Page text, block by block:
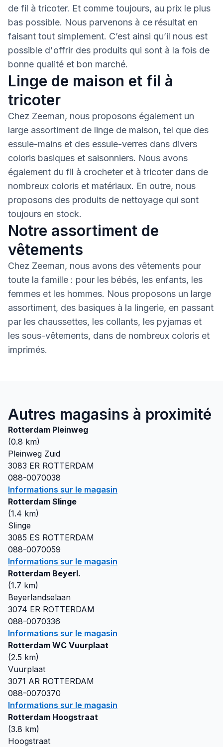
de fil à tricoter. Et comme toujours, au prix le plus
bas possible. Nous parvenons à ce résultat en
faisant tout simplement. C’est ainsi qu’il nous est
possible d'offrir des produits qui sont à la fois de
bonne qualité et bon marché.
Linge de maison et fil à
tricoter
Chez Zeeman, nous proposons également un
large assortiment de linge de maison, tel que des
essuie-mains et des essuie-verres dans divers
coloris basiques et saisonniers. Nous avons
également du fil à crocheter et à tricoter dans de
nombreux coloris et matériaux. En outre, nous
proposons des produits de nettoyage qui sont
toujours en stock.
Notre assortiment de
vêtements
Chez Zeeman, nous avons des vêtements pour
toute la famille : pour les bébés, les enfants, les
femmes et les hommes. Nous proposons un large
assortiment, des basiques à la lingerie, en passant
par les chaussettes, les collants, les pyjamas et
les sous-vêtements, dans de nombreux coloris et
imprimés.
Autres magasins à proximité
Rotterdam Pleinweg
(0.8 km)
Pleinweg Zuid
3083 ER ROTTERDAM
088-0070038
Informations sur le magasin
Rotterdam Slinge
(1.4 km)
Slinge
3085 ES ROTTERDAM
088-0070059
Informations sur le magasin
Rotterdam Beyerl.
(1.7 km)
Beyerlandselaan
3074 ER ROTTERDAM
088-0070336
Informations sur le magasin
Rotterdam WC Vuurplaat
(2.5 km)
Vuurplaat
3071 AR ROTTERDAM
088-0070370
Informations sur le magasin
Rotterdam Hoogstraat
(3.8 km)
Hoogstraat